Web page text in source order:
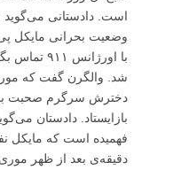
وضعیت بحرانی مایکل
دخترش سرگرم صحبت
بازایستاد. دادستان
دقیقه‌‌ی بعد از ظهر